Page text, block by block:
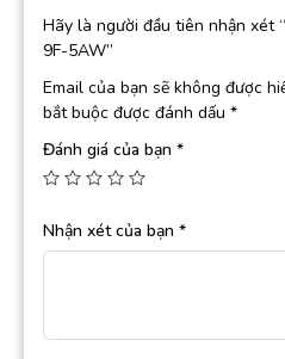
Hãy là người đầu tiên nhận xét
9F-5AW”
Email của bạn sẽ không được
bắt buộc được đánh dấu *
Đánh giá của bạn *
Nhận xét của bạn *